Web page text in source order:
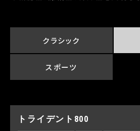
クラシック
スポーツ
トライデント800